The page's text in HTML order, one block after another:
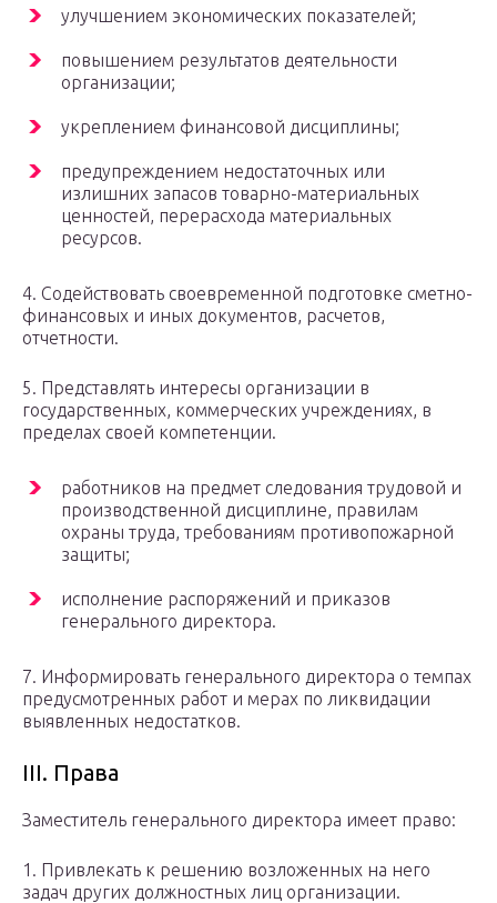
улучшением экономических показателей;
повышением результатов деятельности
организации;
укреплением финансовой дисциплины;
предупреждением недостаточных или
излишних запасов товарно-материальных
ценностей, перерасхода материальных
ресурсов.
4. Содействовать своевременной подготовке сметно-
финансовых и иных документов, расчетов,
отчетности.
5. Представлять интересы организации в
государственных, коммерческих учреждениях, в
пределах своей компетенции.
работников на предмет следования трудовой и
производственной дисциплине, правилам
охраны труда, требованиям противопожарной
защиты;
исполнение распоряжений и приказов
генерального директора.
7. Информировать генерального директора о темпах
предусмотренных работ и мерах по ликвидации
выявленных недостатков.
ІІІ. Права
Заместитель генерального директора имеет право:
1. Привлекать к решению возложенных на него
задач других должностных лиц организации.